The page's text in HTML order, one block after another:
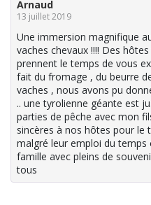
Arnaud
13 juillet 2019
Une immersion magnifique
vaches chevaux !!!! Des
prennent le temps de vous
fait du fromage , du beurre
vaches , nous avons pu
.. une tyrolienne géante est
parties de pêche avec mon
sincères à nos hôtes pour le
malgré leur emploi du temps
famille avec pleins de
tous